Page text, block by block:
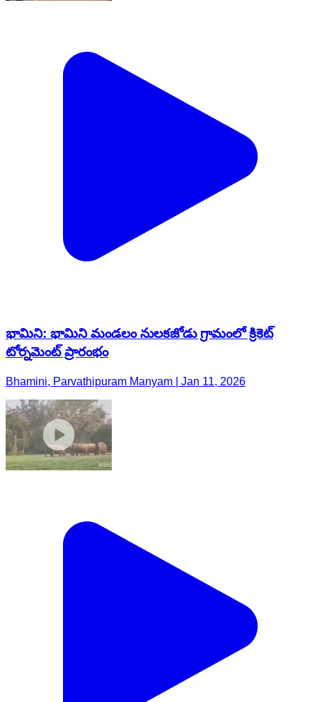
భామిని: భామిని మండలం నులకజోడు గ్రామంలో క్రికెట్
టోర్నమెంట్ ప్రారంభం
Bhamini, Parvathipuram Manyam | Jan 11, 2026